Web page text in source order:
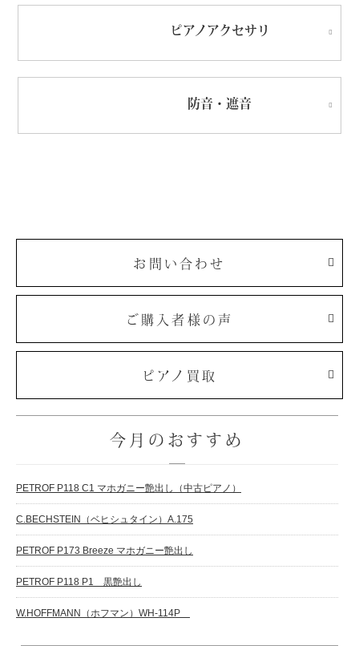
ピアノアクセサリ
防音・遮音
お問い合わせ
ご購入者様の声
ピアノ買取
今月のおすすめ
PETROF P118 C1 マホガニー艶出し（中古ピアノ）
C.BECHSTEIN（ベヒシュタイン）A.175
PETROF P173 Breeze マホガニー艶出し
PETROF P118 P1 黒艶出し
W.HOFFMANN（ホフマン）WH-114P